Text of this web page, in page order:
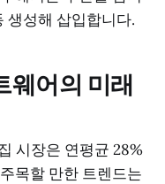
생성해 삽입합니다.
웨어의 미래
시장은 연평균 28%
목할 만한 트렌드는